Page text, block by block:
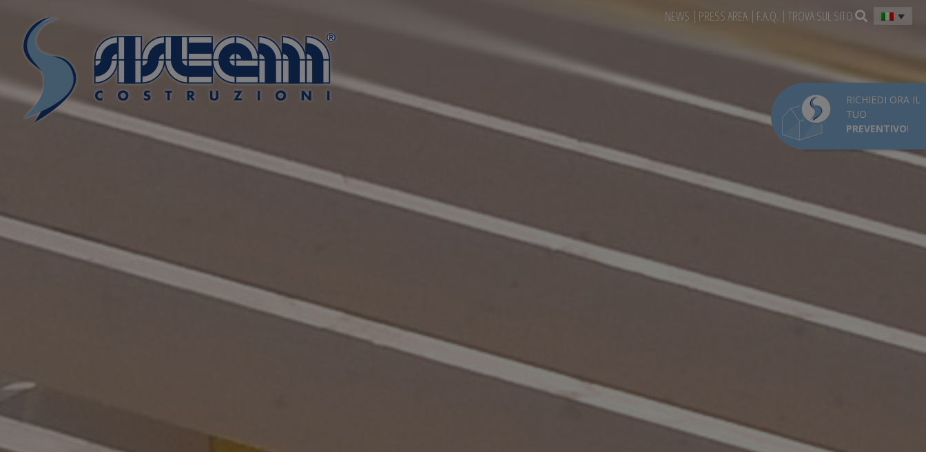
RICHIEDI ORA IL
TUO
PREVENTIVO!
NEWS PRESS AREA F.A.Q. TROVA SUL SITO